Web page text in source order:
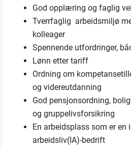
God opplæring og faglig
Tverrfaglig arbeidsmiljø
kolleager
Spennende utfordringer,
Lønn etter tariff
Ordning om
og videreutdanning
God pensjonsordning,
og gruppelivsforsikring
En arbeidsplass som er en
arbeidsliv(IA)-bedrift